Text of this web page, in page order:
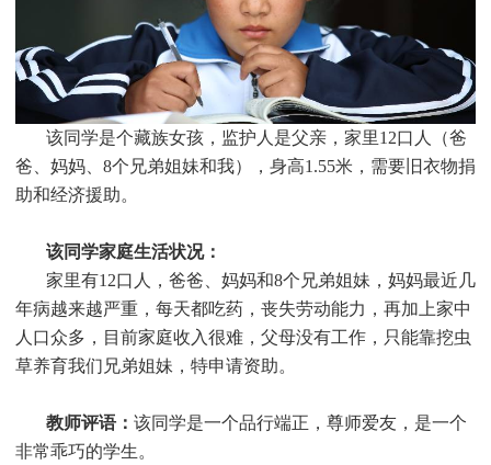
该同学是个藏族女孩，监护人是父亲，家里12口人（爸
爸、妈妈、8个兄弟姐妹和我），身高1.55米，需要旧衣物捐
助和经济援助。
该同学家庭生活状况：
家里有12口人，爸爸、妈妈和8个兄弟姐妹，妈妈最近几
年病越来越严重，每天都吃药，丧失劳动能力，再加上家中
人口众多，目前家庭收入很难，父母没有工作，只能靠挖虫
草养育我们兄弟姐妹，特申请资助。
教师评语： 该同学是一个品行端正，尊师爱友，是一个
非常乖巧的学生。